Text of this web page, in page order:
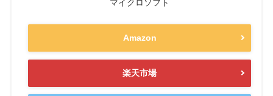
マイクロソフト
Amazon
楽天市場